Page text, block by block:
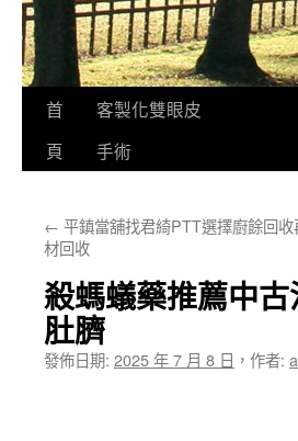
跳
要
容
首
頁
客製化雙眼皮
手術
← 平鎮當舖找君綺PTT選擇廚餘回
材回收
殺螞蟻藥推薦中
肚臍
發佈日期: 2025 年 7 月 8 日 ， 作者: